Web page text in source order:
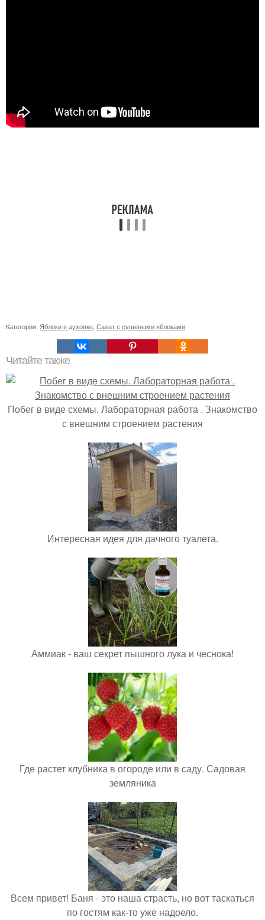
Категории: Яблоки в духовке, Салат с сушёными яблоками
Читайте также
Побег в виде схемы. Лабораторная работа . Знакомство
с внешним строением растения
Интересная идея для дачного туалета.
Аммиак - ваш секрет пышного лука и чеснока!
Где растет клубника в огороде или в саду. Садовая
земляника
Всем привет! Баня - это наша страсть, но вот таскаться
по гостям как-то уже надоело.